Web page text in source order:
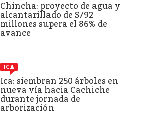
Chincha: proyecto de agua y
alcantarillado de S/92
millones supera el 86% de
avance
ICA
Ica: siembran 250 árboles en
nueva vía hacia Cachiche
durante jornada de
arborización